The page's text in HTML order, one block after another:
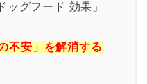
ッグフード 効果」
不安」を解消する